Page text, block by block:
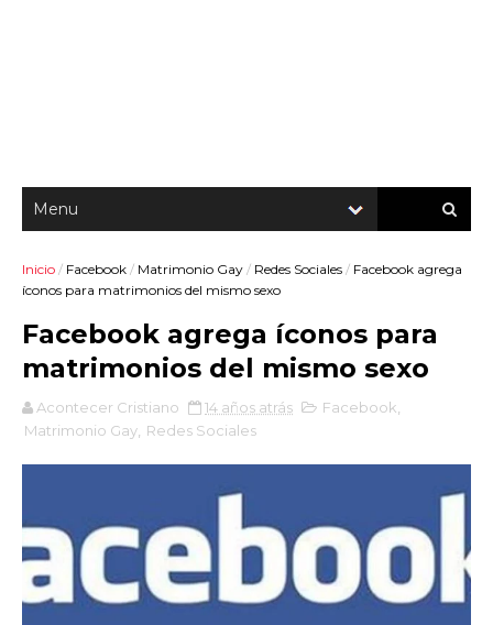
Inicio / Facebook / Matrimonio Gay / Redes Sociales / Facebook agrega
íconos para matrimonios del mismo sexo
Facebook agrega íconos para
matrimonios del mismo sexo
Acontecer Cristiano 14 años atrás Facebook
Matrimonio Gay Redes Sociales